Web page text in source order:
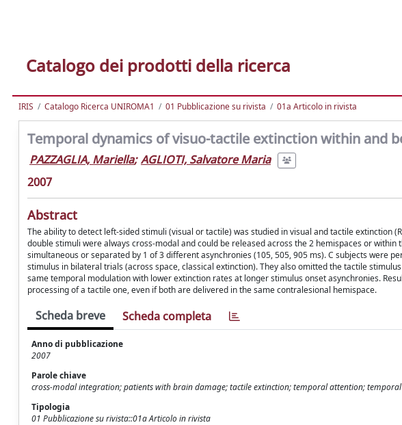
Catalogo dei prodotti della ricerca
IRIS Catalogo Ricerca UNIROMA1 01 Pubblicazione su rivista 01a Articolo in rivista
Temporal dynamics of visuo-tactile extinction within and
PAZZAGLIA, Mariella; AGLIOTI, Salvatore Maria
2007
Abstract
The ability to detect left-sided stimuli (visual or tactile) was studied in visual and tactile extinction
double stimuli were always cross-modal and could be released across the 2 hemispaces or
simultaneous or separated by 1 of 3 different asynchronies (105, 505, 905 ms). C subjects were
stimulus in bilateral trials (across space, classical extinction). They also omitted the tactile
same temporal modulation with lower extinction rates at longer stimulus onset asynchronies.
processing of a tactile one, even if both are delivered in the same contralesional hemispace.
Scheda breve Scheda completa
Anno di pubblicazione
2007
Parole chiave
cross-modal integration; patients with brain damage; tactile extinction; temporal attention;
Tipologia
01 Pubblicazione su rivista::01a Articolo in rivista